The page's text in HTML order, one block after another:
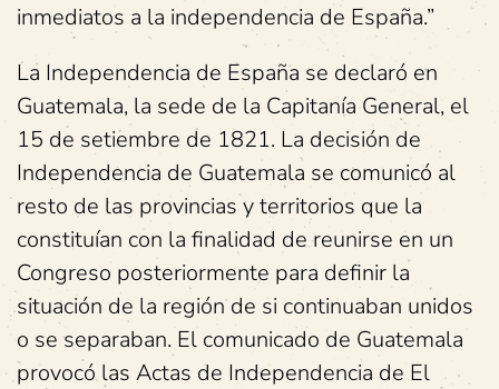
inmediatos a la independencia de España.”
La Independencia de España se declaró en
Guatemala, la sede de la Capitanía General, el
15 de setiembre de 1821. La decisión de
Independencia de Guatemala se comunicó al
resto de las provincias y territorios que la
constituían con la finalidad de reunirse en un
Congreso posteriormente para definir la
situación de la región de si continuaban unidos
o se separaban. El comunicado de Guatemala
provocó las Actas de Independencia de El